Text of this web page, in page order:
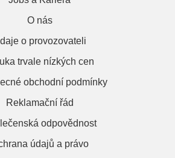
O nás
o provozovateli
trvale nízkých cen
obchodní podmínky
Reklamační řád
odpovědnost
údajů a právo